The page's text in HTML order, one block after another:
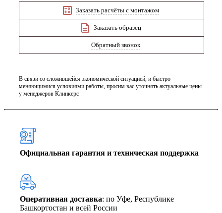
Заказать расчёты с монтажом
Заказать образец
Обратный звонок
В связи со сложившейся экономической ситуацией, и быстро
меняющимися условиями работы, просим вас уточнять актуальные цены
у менеджеров Клинкерс
Официальная гарантия и техническая поддержка
Оперативная доставка: по Уфе, Республике
Башкортостан и всей России